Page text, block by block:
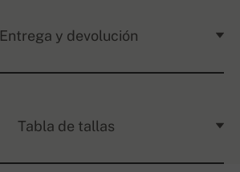
Entrega y devolución
Tabla de tallas